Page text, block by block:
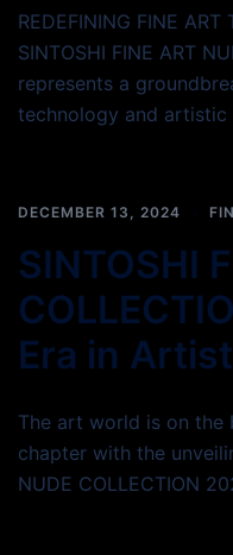
REDEFINING FINE
SINTOSHI FINE ART
represents a
technology and
DECEMBER 13, 2024
SINTOSHI
Era in
The art world is on
chapter with the
NUDE COLLECTION